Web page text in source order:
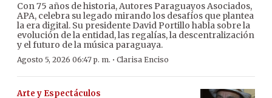
Con 75 años de historia, Autores Paraguayos Asociados,
APA, celebra su legado mirando los desafíos que plantea
la era digital. Su presidente David Portillo habla sobre la
evolución de la entidad, las regalías, la descentralización
y el futuro de la música paraguaya.
Agosto 5, 2026 06:47 p. m. · Clarisa Enciso
Arte y Espectáculos